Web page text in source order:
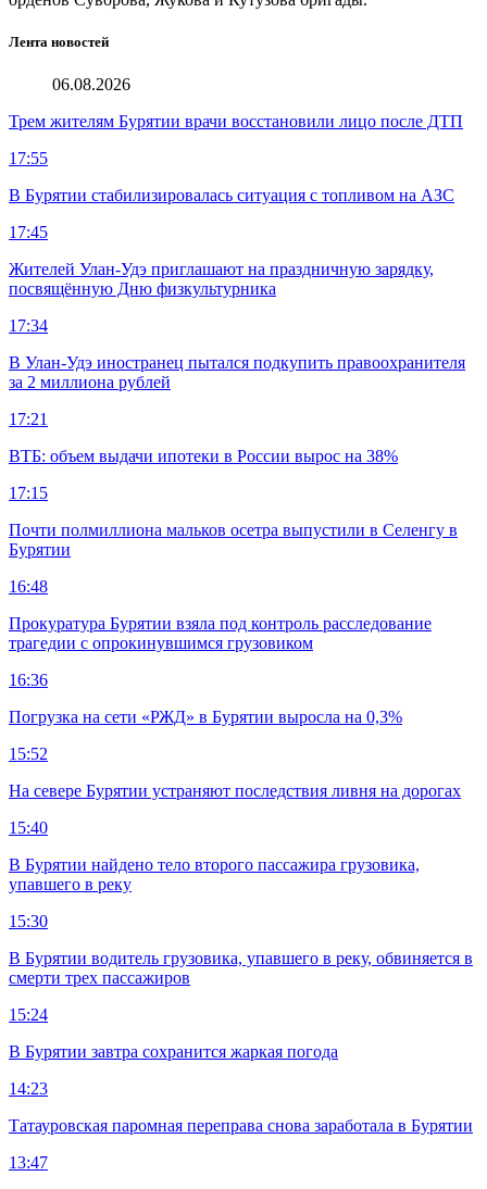
Лента новостей
06.08.2026
Трем жителям Бурятии врачи восстановили лицо после ДТП
17:55
В Бурятии стабилизировалась ситуация с топливом на АЗС
17:45
Жителей Улан-Удэ приглашают на праздничную зарядку,
посвящённую Дню физкультурника
17:34
В Улан-Удэ иностранец пытался подкупить правоохранителя
за 2 миллиона рублей
17:21
ВТБ: объем выдачи ипотеки в России вырос на 38%
17:15
Почти полмиллиона мальков осетра выпустили в Селенгу в
Бурятии
16:48
Прокуратура Бурятии взяла под контроль расследование
трагедии с опрокинувшимся грузовиком
16:36
Погрузка на сети «РЖД» в Бурятии выросла на 0,3%
15:52
На севере Бурятии устраняют последствия ливня на дорогах
15:40
В Бурятии найдено тело второго пассажира грузовика,
упавшего в реку
15:30
В Бурятии водитель грузовика, упавшего в реку, обвиняется в
смерти трех пассажиров
15:24
В Бурятии завтра сохранится жаркая погода
14:23
Татауровская паромная переправа снова заработала в Бурятии
13:47